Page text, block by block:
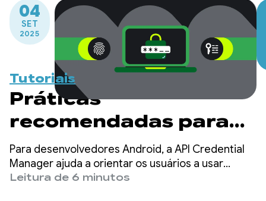
04
SET
2025
Tutoriais
Práticas
recomendadas para
migrar usuários para
chaves de acesso com
Para desenvolvedores Android, a API Credential
Manager ajuda a orientar os usuários a usar
chaves de acesso, garantindo suporte contínuo
Leitura de 6 minutos